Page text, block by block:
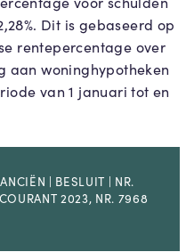
Dit is gebaseerd op
rentepercentage over
aan woninghypotheken
van 1 januari tot en
| BESLUIT | NR.
2023, NR. 7968